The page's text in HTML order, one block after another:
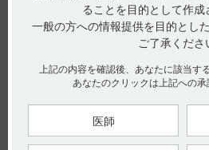
投与方法（静注と筋注）によって安
ますか？
末梢性神経障害を対象に二重盲検比
報告があります。（引用1）
ることを目的として作成
一般の方への情報提供を目的とし
ご了承くださ
上記の内容を確認後、あなたに該当す
あなたのクリックは上記への承
医師